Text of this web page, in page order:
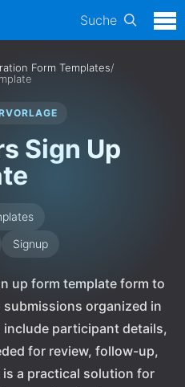
Suche
Form Templates/
Sign Up
Signup
up form template form to
organized in
include participant details,
for review, follow-up,
a practical solution for